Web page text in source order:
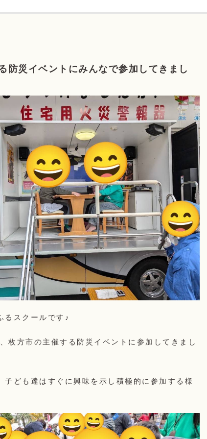
防災イベントにみんなで参加してきまし
るスクールです♪
枚方市の主催する防災イベントに参加してきまし
子ども達はすぐに興味を示し積極的に参加する様